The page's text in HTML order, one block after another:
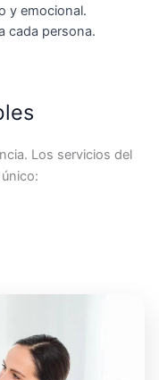
y emocional.
cada persona.
Los servicios del